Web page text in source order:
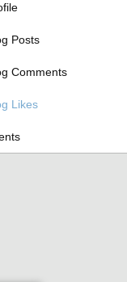
Posts
Comments
Likes